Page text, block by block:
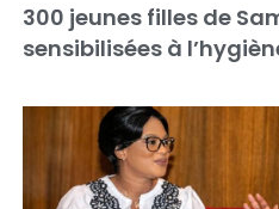
300 jeunes filles de
sensibilisées à